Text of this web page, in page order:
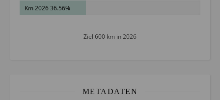
Km 2026 36.56%
Ziel 600 km in 2026
METADATEN